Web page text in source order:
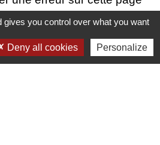
contacter
you control over what you want
Deny all cookies Personalize